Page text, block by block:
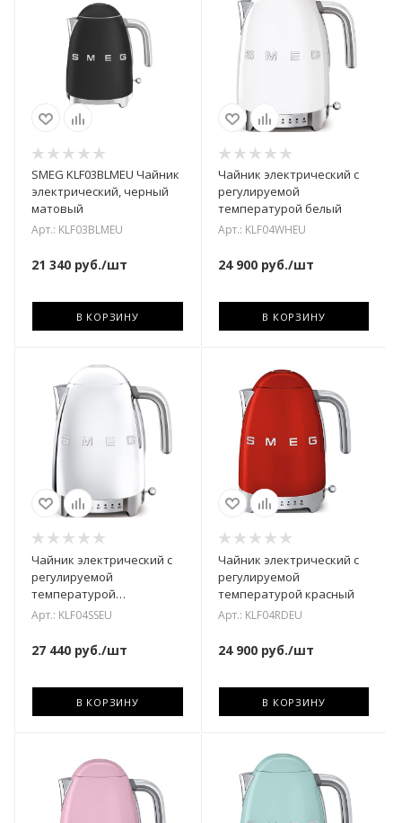
SMEG KLF03BLMEU Чайник
электрический, черный
матовый
Арт.: KLF03BLMEU
21 340 руб./шт
В КОРЗИНУ
Чайник электрический с
регулируемой
температурой белый
Арт.: KLF04WHEU
24 900руб./шт
В КОРЗИНУ
Чайник электрический с
регулируемой
температурой
полированная
Арт.: KLF04SSEU
27 440 руб./шт
В КОРЗИНУ
Чайник электрический с
регулируемой
температурой красный
Арт.: KLF04RDEU
24 900руб./шт
В КОРЗИНУ